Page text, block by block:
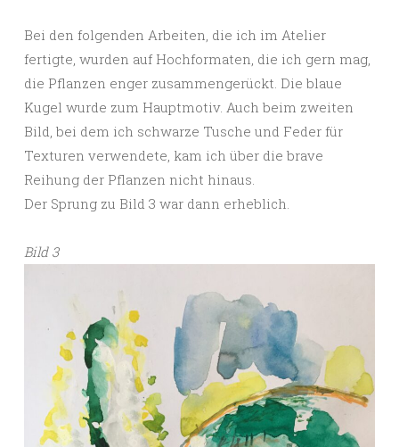
Bei den folgenden Arbeiten, die ich im Atelier
fertigte, wurden auf Hochformaten, die ich gern mag,
die Pflanzen enger zusammengerückt. Die blaue
Kugel wurde zum Hauptmotiv. Auch beim zweiten
Bild, bei dem ich schwarze Tusche und Feder für
Texturen verwendete, kam ich über die brave
Reihung der Pflanzen nicht hinaus.
Der Sprung zu Bild 3 war dann erheblich.
Bild 3